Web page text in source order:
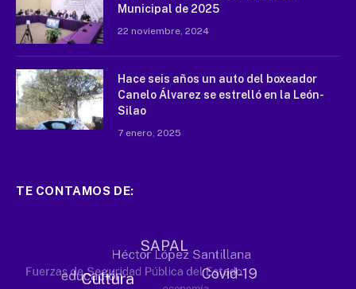
Municipal de 2025
22 noviembre, 2024
Hace seis años un auto del boxeador
Canelo Álvarez se estrelló en la León-
Silao
7 enero, 2025
TE CONTAMOS DE: